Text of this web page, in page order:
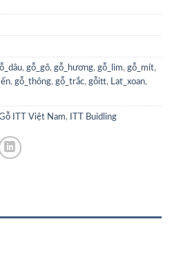
, gỗ_gõ, gỗ_hương, gỗ_lim, gỗ_mít,
, gỗ_thông, gỗ_trắc, gỗitt, Lat_xoan,
ITT Việt Nam, ITT Buidling